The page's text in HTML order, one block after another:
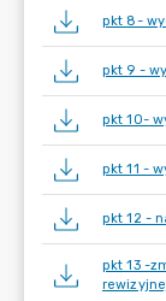
pkt 8-
pkt 9 -
pkt 10-
pkt 11 -
pkt 12 -
pkt 13 -